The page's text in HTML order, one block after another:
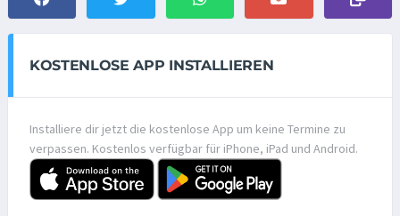
KOSTENLOSE APP INSTALLIEREN
Installiere dir jetzt die kostenlose App um keine Termine zu
verpassen. Kostenlos verfügbar für iPhone, iPad und Android.